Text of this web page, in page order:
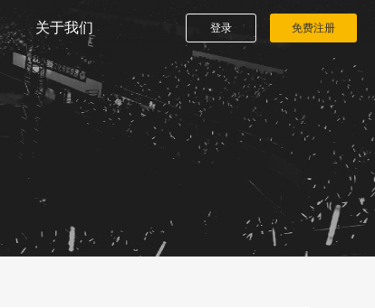
关于我们 登录 免费注册